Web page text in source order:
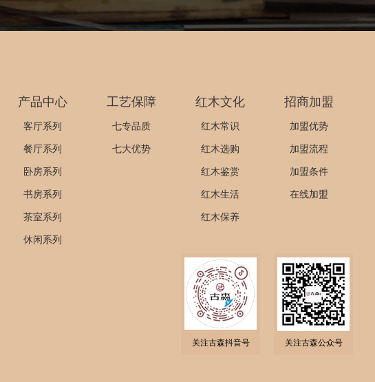
产品中心
客厅系列
餐厅系列
卧房系列
书房系列
茶室系列
休闲系列
工艺保障
七专品质
七大优势
红木文化
红木常识
红木选购
红木鉴赏
红木生活
红木保养
招商加盟
加盟优势
加盟流程
加盟条件
在线加盟
关注古森抖音号 关注古森公众号